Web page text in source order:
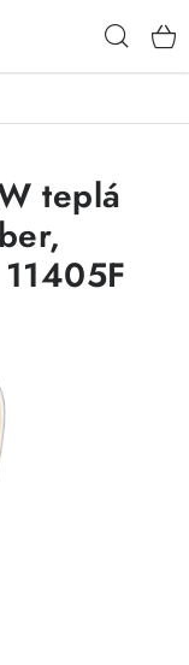
teplá